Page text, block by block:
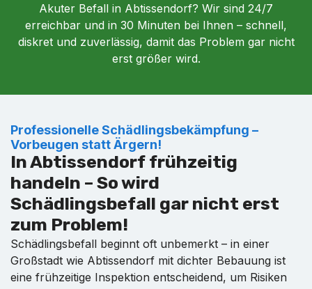
Akuter Befall in Abtissendorf? Wir sind 24/7
erreichbar und in 30 Minuten bei Ihnen – schnell,
diskret und zuverlässig, damit das Problem gar nicht
erst größer wird.
Professionelle Schädlingsbekämpfung –
Vorbeugen statt Ärgern!
In Abtissendorf frühzeitig
handeln – So wird
Schädlingsbefall gar nicht erst
zum Problem!
Schädlingsbefall beginnt oft unbemerkt – in einer
Großstadt wie Abtissendorf mit dichter Bebauung ist
eine frühzeitige Inspektion entscheidend, um Risiken